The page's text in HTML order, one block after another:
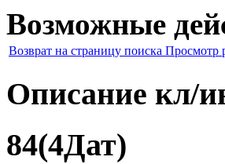
Возможные
Возврат на страницу поиска Просмотр
Описание кл/
84(4Дат)